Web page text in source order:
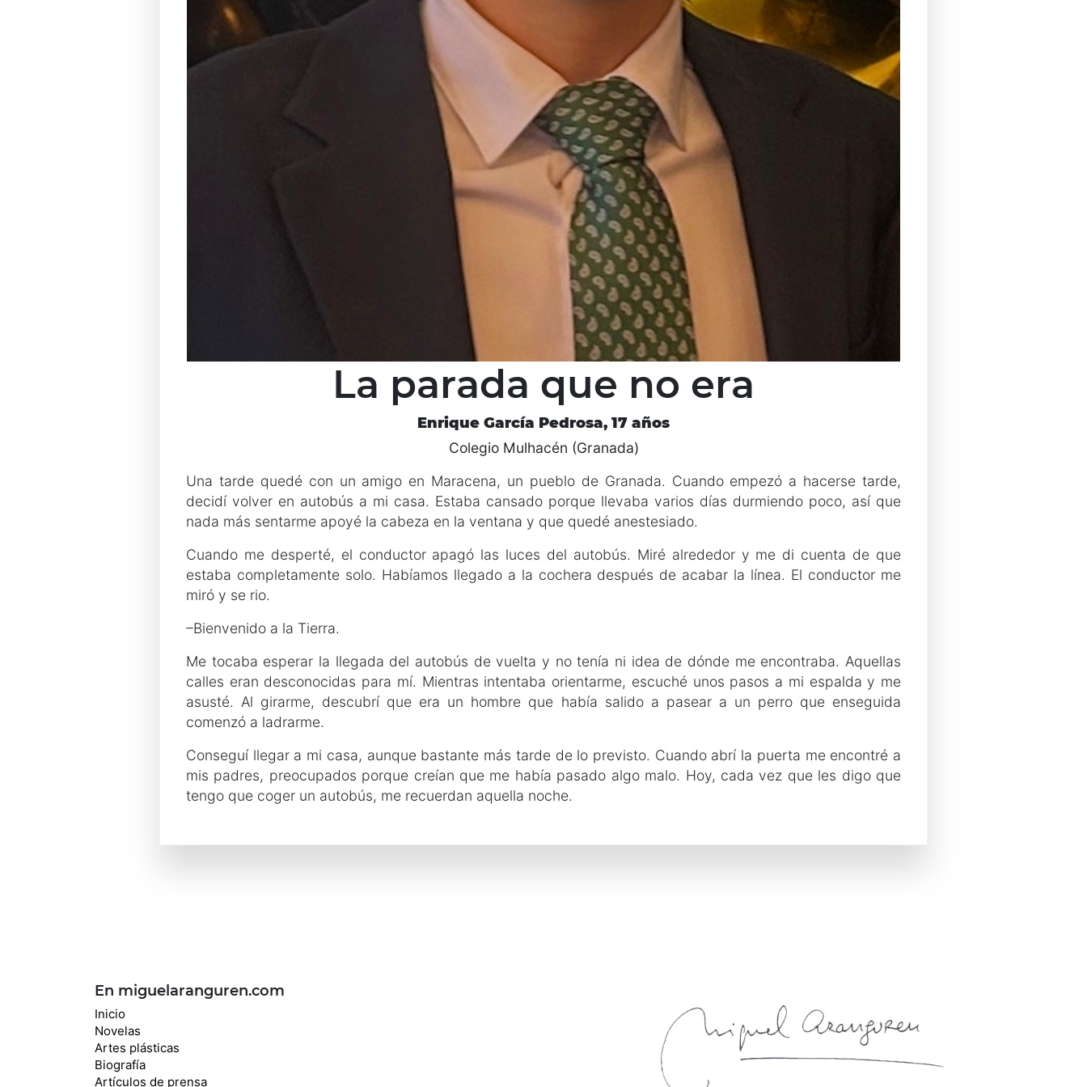
La parada que no era
Enrique García Pedrosa, 17 años
Colegio Mulhacén (Granada)
Una tarde quedé con un amigo en Maracena, un pueblo de Granada. Cuando empezó a hacerse tarde,
decidí volver en autobús a mi casa. Estaba cansado porque llevaba varios días durmiendo poco, así que
nada más sentarme apoyé la cabeza en la ventana y que quedé anestesiado.
Cuando me desperté, el conductor apagó las luces del autobús. Miré alrededor y me di cuenta de que
estaba completamente solo. Habíamos llegado a la cochera después de acabar la línea. El conductor me
miró y se rio.
–Bienvenido a la Tierra.
Me tocaba esperar la llegada del autobús de vuelta y no tenía ni idea de dónde me encontraba. Aquellas
calles eran desconocidas para mí. Mientras intentaba orientarme, escuché unos pasos a mi espalda y me
asusté. Al girarme, descubrí que era un hombre que había salido a pasear a un perro que enseguida
comenzó a ladrarme.
Conseguí llegar a mi casa, aunque bastante más tarde de lo previsto. Cuando abrí la puerta me encontré a
mis padres, preocupados porque creían que me había pasado algo malo. Hoy, cada vez que les digo que
tengo que coger un autobús, me recuerdan aquella noche.
En miguelaranguren.com
Inicio
Novelas
Artes plásticas
Biografía
Artículos de prensa